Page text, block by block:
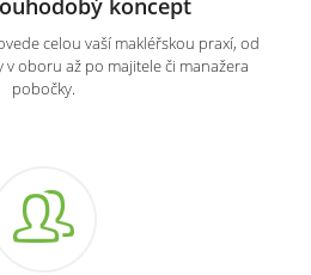
koncept
celou vaší makléřskou praxí, od
v oboru až po majitele či manažera
pobočky.